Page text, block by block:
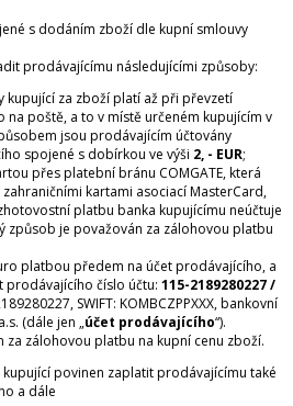
s dodáním zboží dle kupní smlouvy
prodávajícímu následujícími způsoby:
kupující za zboží platí až při převzetí
poště, a to v místě určeném kupujícím v
jsou prodávajícím účtovány
spojené s dobírkou ve výši 2, - EUR;
přes platební bránu COMGATE, která
kartami asociací MasterCard,
platbu banka kupujícímu neúčtuje
způsob je považován za zálohovou platbu
platbou předem na účet prodávajícího, a
číslo účtu: 115-2189280227 /
SWIFT: KOMBCZPPXXX, bankovní
(dále jen „účet prodávajícího“).
zálohovou platbu na kupní cenu zboží.
kupující povinen zaplatit prodávajícímu také
a dále